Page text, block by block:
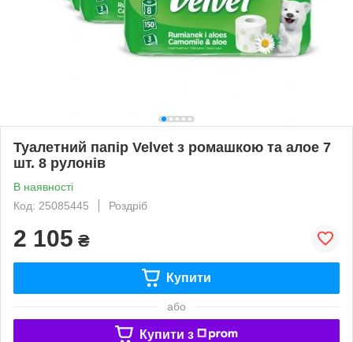
Туалетний папір Velvet з ромашкою та алое 7
шт. 8 рулонів
В наявності
Код: 25085445
Роздріб
2 105 ₴
Купити
або
Купити з